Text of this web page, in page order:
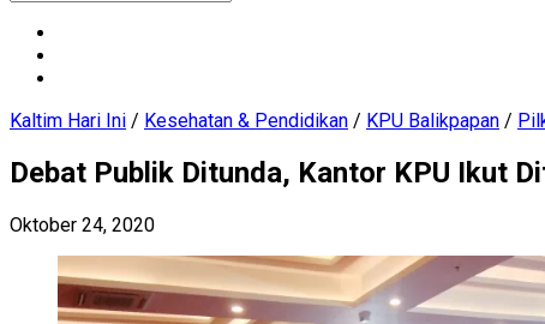
Kaltim Hari Ini / Kesehatan & Pendidikan / KPU Balikpapan /
Debat Publik Ditunda, Kantor KPU Ikut
Oktober 24, 2020